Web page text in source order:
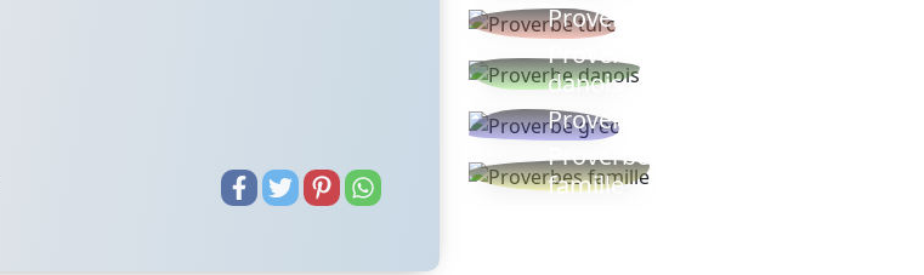
Proverbe turc
Proverbe
danois
Proverbe grec
Proverbes
famille